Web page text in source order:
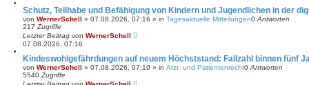
Schutz, Teilhabe und Befähigung von Kindern und Jugendlichen in der
von WernerSchell » 07.08.2026, 07:16 » in Tagesaktuelle Mitteilungen0 Antworten
217 Zugriffe
Letzter Beitrag von WernerSchell
07.08.2026, 07:16
Kindeswohlgefährdungen auf neuem Höchststand: Fallzahl binnen fünf
von WernerSchell » 07.08.2026, 07:10 » in Arzt- und Patientenrecht0 Antworten
5540 Zugriffe